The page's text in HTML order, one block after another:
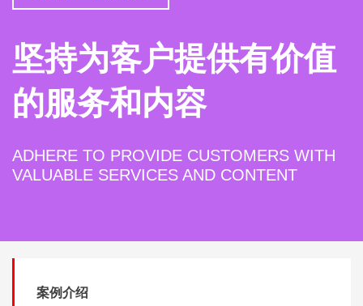
坚持为客户提供有价值
的服务和内容
ADHERE TO PROVIDE CUSTOMERS WITH
VALUABLE SERVICES AND CONTENT
案例介绍